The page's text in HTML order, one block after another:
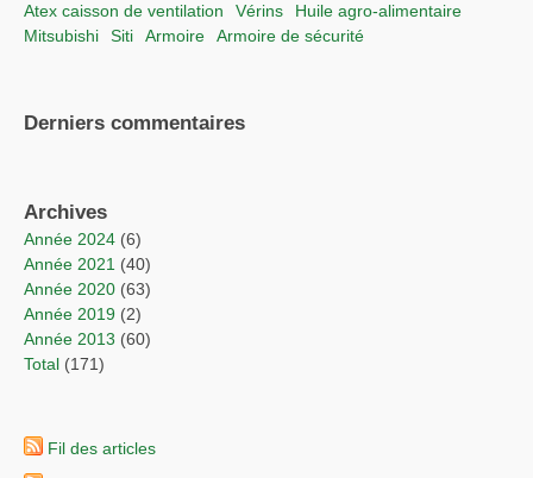
Atex caisson de ventilation
vérins
Huile agro-alimentaire
Mitsubishi
Siti Armoire Armoire de sécurité
Derniers commentaires
Archives
année 2024 (6)
année 2021 (40)
année 2020 (63)
année 2019 (2)
année 2013 (60)
total (171)
Fil des articles